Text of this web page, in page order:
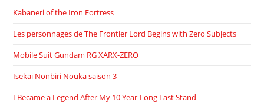
Kabaneri of the Iron Fortress
Les personnages de The Frontier Lord Begins with Zero Subjects
Mobile Suit Gundam RG XARX-ZERO
Isekai Nonbiri Nouka saison 3
I Became a Legend After My 10 Year-Long Last Stand